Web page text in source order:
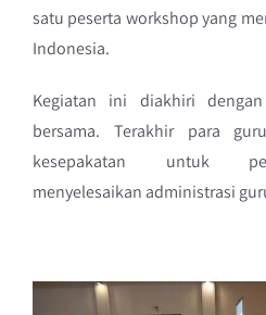
satu peserta workshop yang
Indonesia.
Kegiatan ini diakhiri
bersama. Terakhir para
kesepakatan untuk
menyelesaikan administrasi